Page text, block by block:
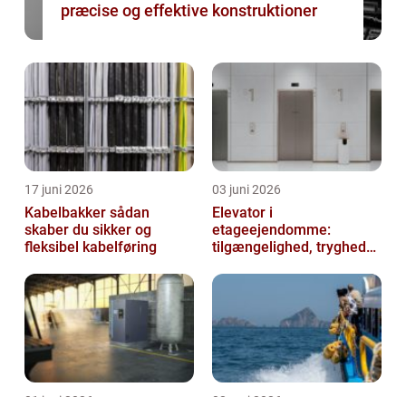
præcise og effektive konstruktioner
17 juni 2026
Kabelbakker sådan
skaber du sikker og
fleksibel kabelføring
03 juni 2026
Elevator i
etageejendomme:
tilgængelighed, tryghed